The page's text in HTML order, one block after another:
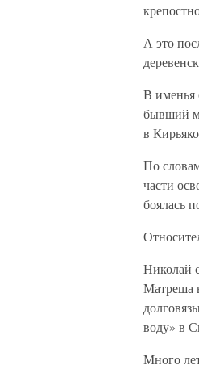
А это
В именья
бывший
в
По
части
боялась
Николай
Матреша
воду» в
Много